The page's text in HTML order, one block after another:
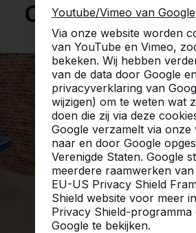
Youtube/Vimeo van Google
Via onze website worden
van YouTube en Vimeo,
bekeken. Wij hebben
van de data door Google
privacyverklaring van
wijzigen) om te weten wat
doen die zij via deze
Google verzamelt via
naar en door Google
Verenigde Staten. Google
meerdere raamwerken
EU-US Privacy Shield
Shield website voor meer
Privacy Shield-
Google te bekijken.
Ontdek ons